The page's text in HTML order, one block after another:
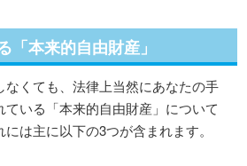
「本来的自由財産」
なくても、法律上当然にあなたの手
いる「本来的自由財産」について
は主に以下の3つが含まれます。